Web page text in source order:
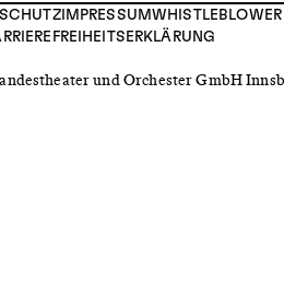
IMPRESSUMWHISTLEBLOWER
und Orchester GmbH